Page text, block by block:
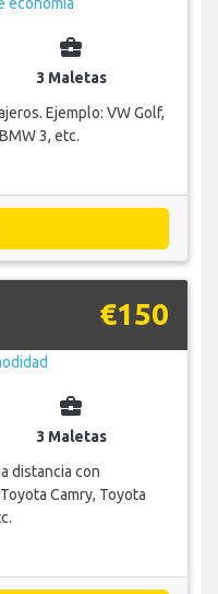
business_center
3 Maletas
Ejemplo: VW Golf,
3, etc.
€150
business_center
3 Maletas
distancia con
Camry, Toyota